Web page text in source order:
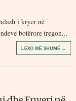
i kryer në
botërore tregon...
LEXO MË SHUMË →